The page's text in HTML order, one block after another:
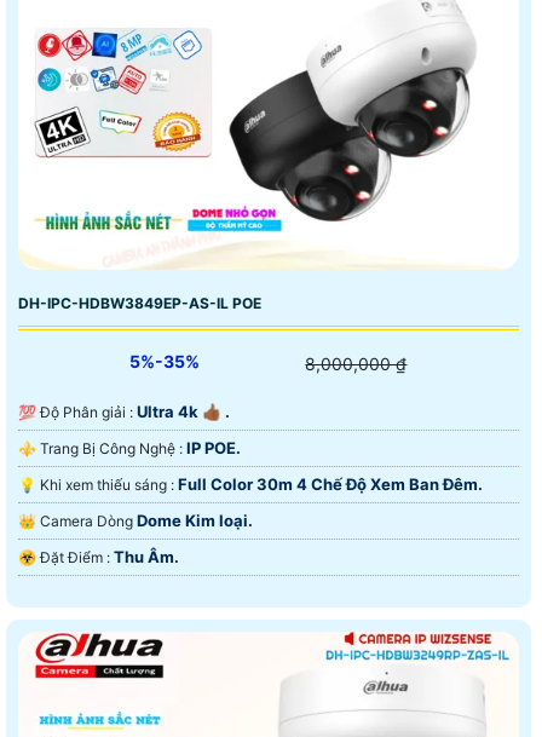
DH-IPC-HDBW3849EP-AS-IL POE
5%-35% 8,000,000 ₫
💯 Độ Phân giải : Ultra 4k 👍🏾 .
⚜️ Trang Bị Công Nghệ : IP POE.
💡 Khi xem thiếu sáng : Full Color 30m 4 Chế Độ Xem Ban Đêm.
👑 Camera Dòng Dome Kim loại.
️☣️ Đặt Điểm : Thu Âm.